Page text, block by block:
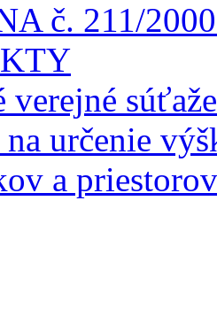
č. 211/
verejné súťaže
určenie
a priestorov